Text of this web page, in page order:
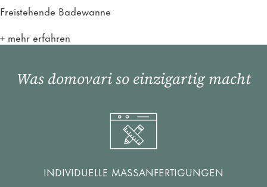
Freistehende Badewanne
mehr erfahren
Was domovari so einzigartig macht
INDIVIDUELLE MASSANFERTIGUNGEN